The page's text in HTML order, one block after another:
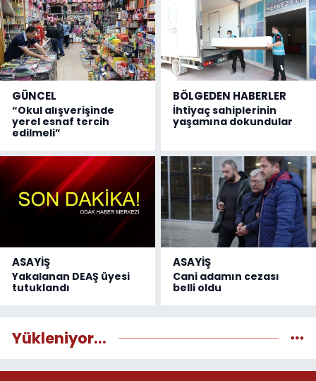
GÜNCEL
“Okul alışverişinde
yerel esnaf tercih
edilmeli”
BÖLGEDEN HABERLER
İhtiyaç sahiplerinin
yaşamına dokundular
ASAYİŞ
Yakalanan DEAŞ üyesi
tutuklandı
ASAYİŞ
Cani adamın cezası
belli oldu
Yükleniyor...